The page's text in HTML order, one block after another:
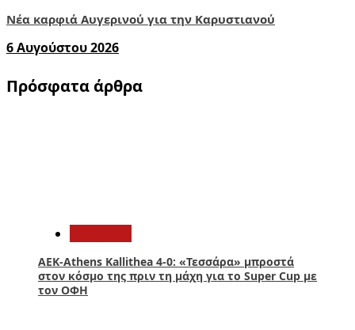
Νέα καρφιά Αυγερινού για την Καρυστιανού
6 Αυγούστου 2026
Πρόσφατα άρθρα
ΑΕΚ-Athens Kallithea 4-0: «Τεσσάρα» μπροστά
στον κόσμο της πριν τη μάχη για το Super Cup με
τον ΟΦΗ